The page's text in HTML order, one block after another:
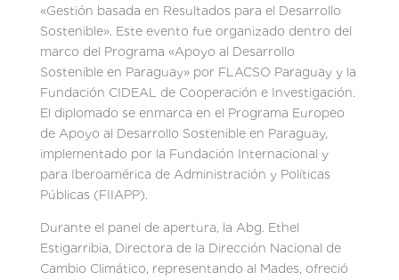
«Gestión basada en Resultados para el Desarrollo
Sostenible». Este evento fue organizado dentro del
marco del Programa «Apoyo al Desarrollo
Sostenible en Paraguay» por FLACSO Paraguay y la
Fundación CIDEAL de Cooperación e Investigación.
El diplomado se enmarca en el Programa Europeo
de Apoyo al Desarrollo Sostenible en Paraguay,
implementado por la Fundación Internacional y
para Iberoamérica de Administración y Políticas
Públicas (FIIAPP).
Durante el panel de apertura, la Abg. Ethel
Estigarribia, Directora de la Dirección Nacional de
Cambio Climático, representando al Mades, ofreció